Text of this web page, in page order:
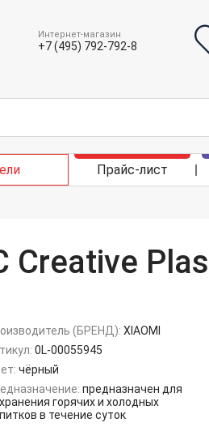
Интернет-магазин
+7 (495) 792-792-8
Прайс-лист
Creative
(БРЕНД): XIAOMI
0L-00055945
чёрный
предназначен для
горячих и холодных
в течение суток